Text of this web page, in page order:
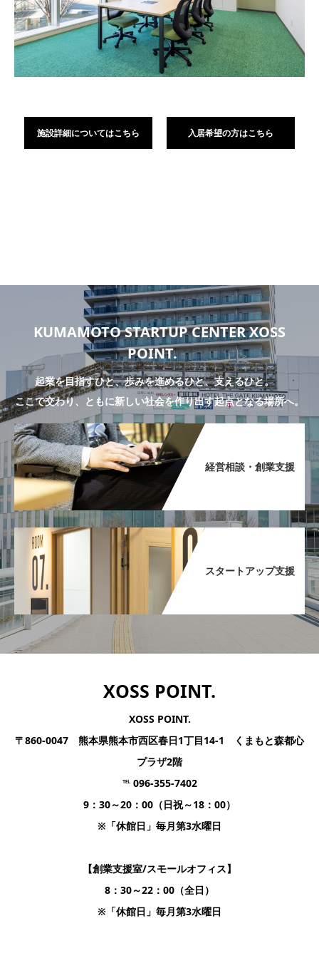
施設詳細についてはこちら 入居希望の方はこちら
KUMAMOTO STARTUP CENTER XOSS
POINT.
起業を目指すひと、歩みを進めるひと、支えるひと。
ここで交わり、ともに新しい社会を作り出す起点となる場所へ。
経営相談・創業支援​
スタートアップ支援​
XOSS POINT.
XOSS POINT.
〒860-0047 熊本県熊本市西区春日1丁目14-1 くまもと森都心
プラザ2階
℡ 096-355-7402
9：30～20：00（日祝～18：00）
※「休館日」毎月第3水曜日
【創業支援室/スモールオフィス】
8：30～22：00（全日）
※「休館日」毎月第3水曜日